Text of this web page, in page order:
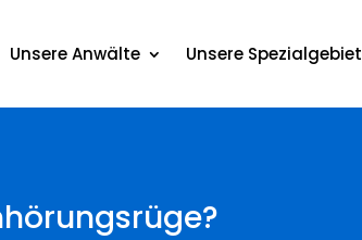
Unsere Anwälte Unsere